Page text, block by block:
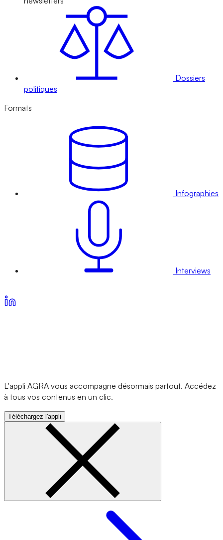
Dossiers
politiques
Formats
Infographies
Interviews
L'appli AGRA vous accompagne désormais partout. Accédez
à tous vos contenus en un clic.
Téléchargez l'appli